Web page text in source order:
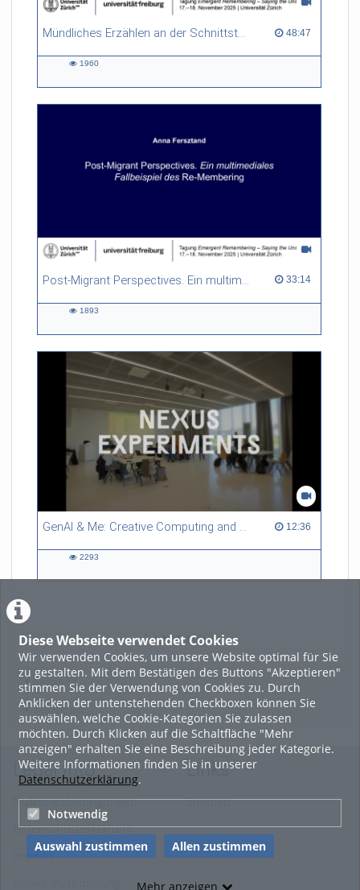
Diese Webseite verwendet Cookies
Wir verwenden Cookies, um unsere Website optimal für Sie
zu gestalten. Mit dem Bestätigen des Buttons "Akzeptieren"
stimmen Sie der Verwendung von Cookies zu. Durch
Anklicken der untenstehenden Checkboxen können Sie
auswählen, welche Cookie-Kategorien Sie zulassen
möchten. Durch Klicken auf die Schaltfläche "Mehr
anzeigen" erhalten Sie eine Beschreibung jeder Kategorie.
Weitere Informationen finden Sie in unserer
Datenschutzerklärung.
Notwendig
Auswahl zustimmen Allen zustimmen
Mehr anzeigen
Mündliches Erzählen an der Schnittstelle von Sagen und Nicht-Sagen 48:47
48:47 duration
1960
Post-Migrant Perspectives. Ein multimediales Fallbeispiel des Re-Membering 33:14
33:14 duration
1893
GenAI & Me: Creative Computing and Emancipatory AI 12:36
12:36 duration
2293
LADE MEHR
Featured
Beliebtheit
Legal Info
Nutzungsbedingungen
Datenschutzerklärung
Imprint
Links
Sitemap